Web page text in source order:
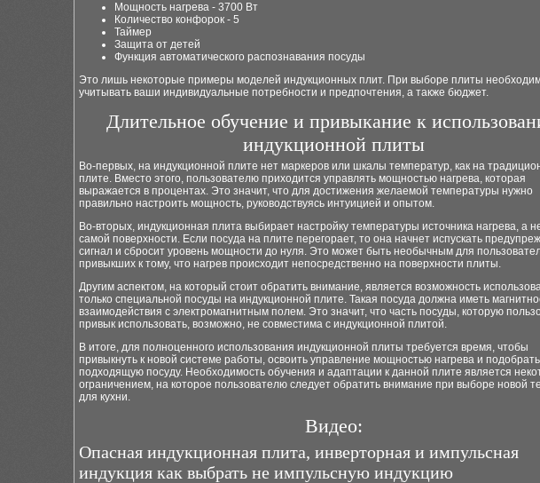
Мощность нагрева - 3700 Вт
Количество конфорок - 5
Таймер
Защита от детей
Функция автоматического распознавания посуды
Это лишь некоторые примеры моделей индукционных плит. При выборе плиты
учитывать ваши индивидуальные потребности и предпочтения, а также бюджет.
Длительное обучение и привыкание к
индукционной плиты
Во-первых, на индукционной плите нет маркеров или шкалы температур, как на
плите. Вместо этого, пользователю приходится управлять мощностью нагрева, которая
выражается в процентах. Это значит, что для достижения желаемой температуры нужно
правильно настроить мощность, руководствуясь интуицией и опытом.
Во-вторых, индукционная плита выбирает настройку температуры источника нагрева, а
самой поверхности. Если посуда на плите перегорает, то она начнет испускать
сигнал и сбросит уровень мощности до нуля. Это может быть необычным для
привыкших к тому, что нагрев происходит непосредственно на поверхности плиты.
Другим аспектом, на который стоит обратить внимание, является возможность
только специальной посуды на индукционной плите. Такая посуда должна иметь
взаимодействия с электромагнитным полем. Это значит, что часть посуды, которую
привык использовать, возможно, не совместима с индукционной плитой.
В итоге, для полноценного использования индукционной плиты требуется время, чтобы
привыкнуть к новой системе работы, освоить управление мощностью нагрева и подобрать
подходящую посуду. Необходимость обучения и адаптации к данной плите является
ограничением, на которое пользователю следует обратить внимание при выборе новой
для кухни.
Видео:
Опасная индукционная плита, инверторная и импульсная
индукция как выбрать не импульсную индукцию